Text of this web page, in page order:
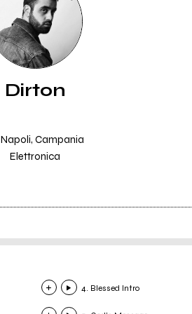
Dirton
Napoli, Campania
Elettronica
4. Blessed Intro